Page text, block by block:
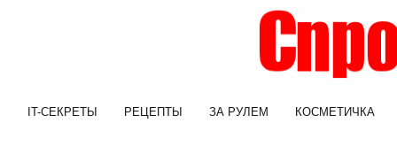
IT-СЕКРЕТЫ РЕЦЕПТЫ ЗА РУЛЕМ КОСМЕТИЧКА